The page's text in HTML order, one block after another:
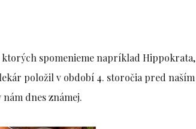
spomenieme napríklad Hippokrata,
položil v období 4. storočia pred naším
dnes známej.